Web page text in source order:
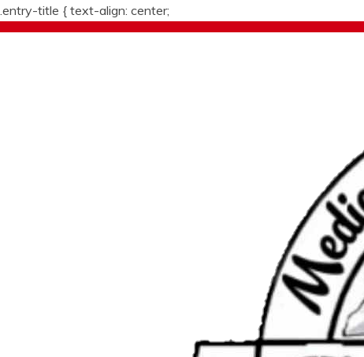
.entry-title { text-align: center;
Skip